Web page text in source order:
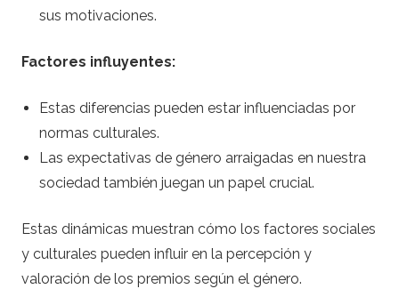
sus motivaciones.
Factores influyentes:
Estas diferencias pueden estar influenciadas por
normas culturales.
Las expectativas de género arraigadas en nuestra
sociedad también juegan un papel crucial.
Estas dinámicas muestran cómo los factores sociales
y culturales pueden influir en la percepción y
valoración de los premios según el género.